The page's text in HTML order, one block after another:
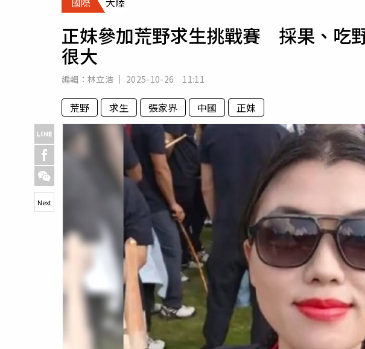
專欄
正妹參加荒野求生挑戰賽 採果、吃
很大
編輯： 林立浩 2025-10-26 11:11
荒野 求生 張家界 中國 正妹
Next